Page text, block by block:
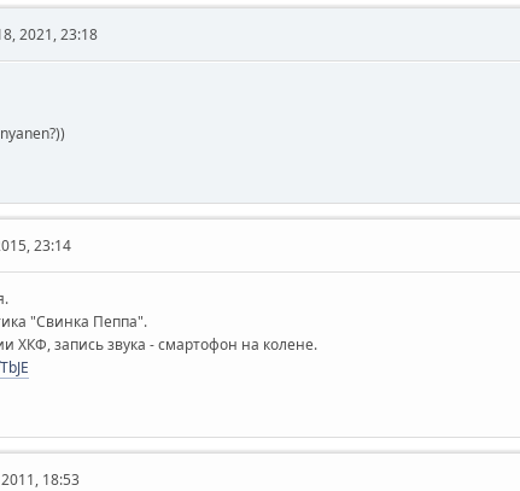
2021, 23:18
23:14
"Свинка Пеппа".
ХКФ, запись звука - смартофон на колене.
18:53